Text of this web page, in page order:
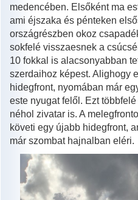
medencében. Elsőként ma
ami éjszaka és pénteken
országrészben okoz
sokfelé visszaesnek a
10 fokkal is alacsonyabban
szerdaihoz képest. Alighogy
hidegfront, nyomában már
este nyugat felől. Ezt
néhol zivatar is. A
követi egy újabb hidegfront,
már szombat hajnalban eléri.